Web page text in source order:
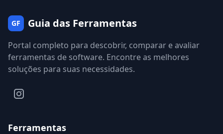
GF Guia das Ferramentas
Portal completo para descobrir, comparar e avaliar
ferramentas de software. Encontre as melhores
soluções para suas necessidades.
Ferramentas